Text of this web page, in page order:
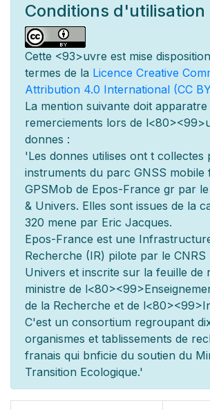
Conditions d'utilisation
Cette <93>uvre est mise
termes de la Licence Creative
Attribution 4.0 International (CC
La mention suivante doit apparatre
remerciements lors de l
donnes :
'Les donnes utilises ont t collectes
instruments du parc GNSS mobile
GPSMob de Epos-France gr par
& Univers. Elles sont issues de la
320 mene par Eric Jacques.
Epos-France est une
Recherche (IR) pilote par le CNRS
Univers et inscrite sur la feuille de
ministre de l
de la Recherche et de l
C'est un consortium regroupant
organismes et tablissements de
franais qui bnficie du soutien du
Transition Ecologique.'